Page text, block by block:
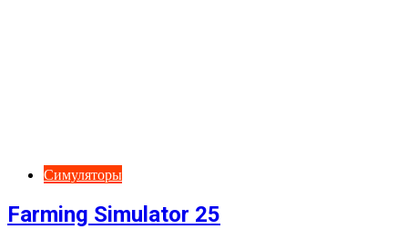
Симуляторы
Farming Simulator 25